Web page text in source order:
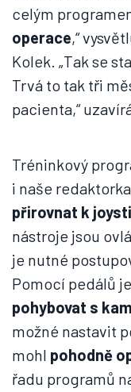
celým
operace,“
Kolek. „Tak se
Trvá to tak tři
pacienta,“
Tréninkový
i naše
přirovnat k
nástroje jsou
je nutné
Pomocí pedálů
pohybovat s
možné nastavit
mohl pohodně
řadu programů